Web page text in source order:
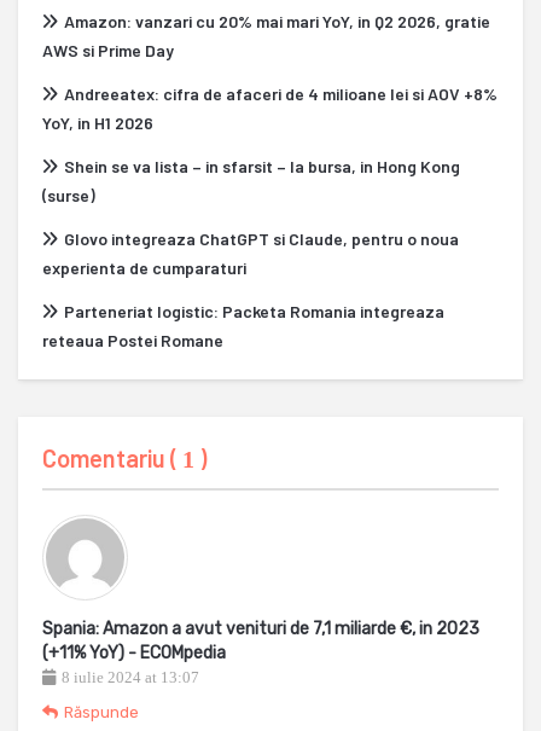
Amazon: vanzari cu 20% mai mari YoY, in Q2 2026, gratie
AWS si Prime Day
Andreeatex: cifra de afaceri de 4 milioane lei si AOV +8%
YoY, in H1 2026
Shein se va lista – in sfarsit – la bursa, in Hong Kong
(surse)
Glovo integreaza ChatGPT si Claude, pentru o noua
experienta de cumparaturi
Parteneriat logistic: Packeta Romania integreaza
reteaua Postei Romane
Comentariu ( 1 )
Spania: Amazon a avut venituri de 7,1 miliarde €, in 2023
(+11% YoY) - ECOMpedia
8 iulie 2024 at 13:07
Răspunde